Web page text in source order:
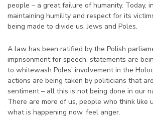
people – a great failure of humanity. Today,
maintaining humility and respect for its
being made to divide us, Jews and Poles.
A law has been ratified by the Polish
imprisonment for speech, statements are
to whitewash Poles’ involvement in the
actions are being taken by politicians that
sentiment – all this is not being done in our
There are more of us, people who think like
what is happening now, feel anger.